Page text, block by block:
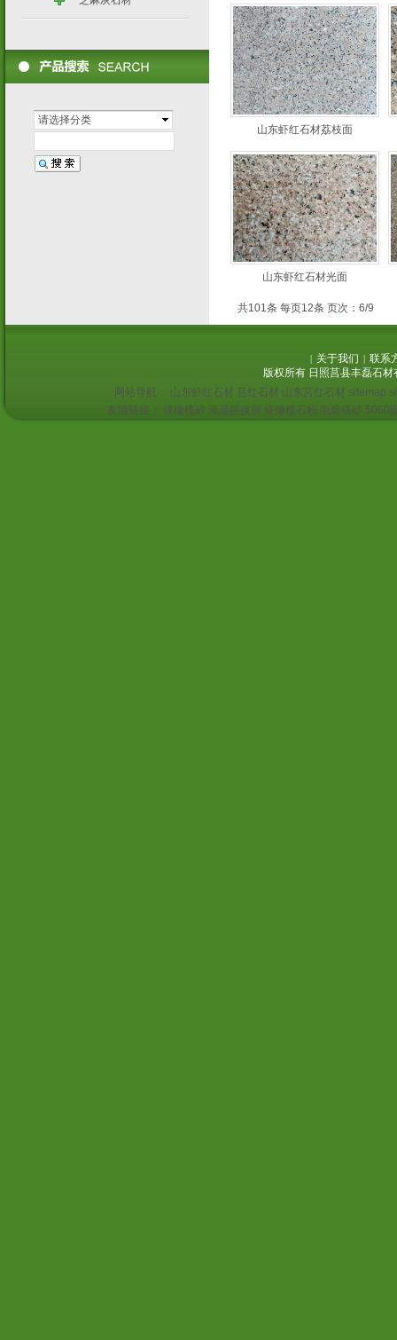
山东虾红石材荔枝面
山东虾红石材光面
共101条 每页12条 页次：6/9
请选择分类
| 关于我们 | 联系
版权所有 日照莒县丰磊石
网站导航：
山东虾红石材 莒红石材 山东莒红石材 sitemap
友情链接： 镁橄榄砂 液晶拼接屏 镁橄榄石粉 电熔镁砂 5060